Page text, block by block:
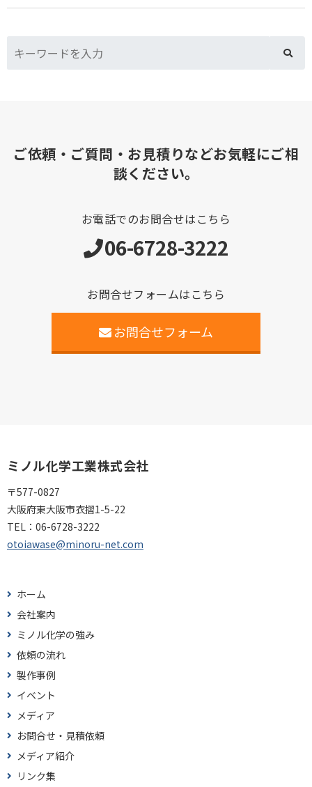
ご依頼・ご質問・お見積りなどお気軽にご相
談ください。
お電話でのお問合せはこちら
06-6728-3222
お問合せフォームはこちら
お問合せフォーム
ミノル化学工業株式会社
〒577-0827
大阪府東大阪市衣摺1-5-22
TEL： 06-6728-3222
otoiawase@minoru-net.com
ホーム
会社案内
ミノル化学の強み
依頼の流れ
製作事例
イベント
メディア
お問合せ・見積依頼
メディア紹介
リンク集